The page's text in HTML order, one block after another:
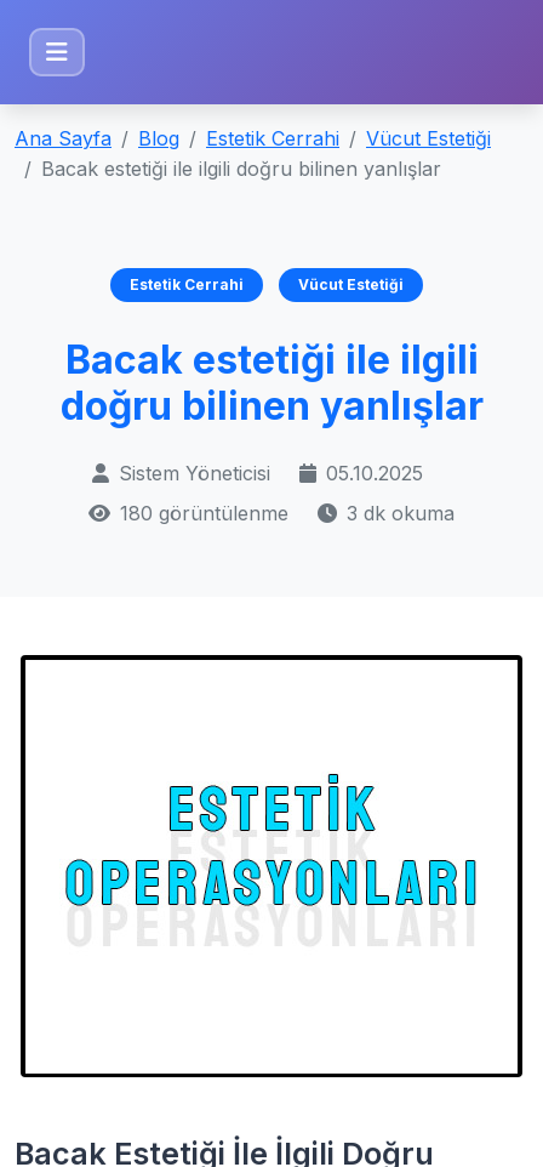
Ana Sayfa Blog Estetik Cerrahi
Vücut Estetiği
Bacak estetiği ile ilgili doğru bilinen yanlışlar
Estetik Cerrahi Vücut Estetiği
Bacak estetiği ile ilgili
doğru bilinen yanlışlar
Sistem Yöneticisi
05.10.2025
180 görüntülenme
3 dk okuma
Bacak Estetiği İle İlgili Doğru